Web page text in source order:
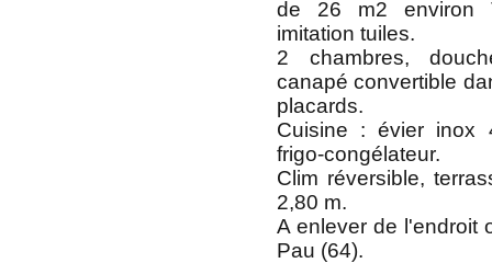
de 26 m2 environ
imitation tuiles.
2 chambres,
canapé convertible
placards.
Cuisine : évier inox
frigo-congélateur.
Clim réversible,
2,80 m.
A enlever de l'endroit
Pau (64).